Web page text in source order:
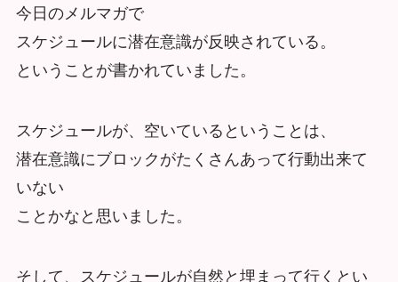
今日のメルマガで
スケジュールに潜在意識が反映されている。
ということが書かれていました。
スケジュールが、空いているということは、
潜在意識にブロックがたくさんあって行動出来て
いない
ことかなと思いました。
そして、スケジュールが自然と埋まって行くとい